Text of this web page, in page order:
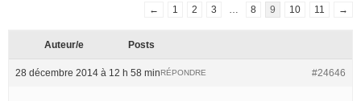
←
1 2 3 8 9 10 11 →
Auteur/e Posts
28 décembre 2014 à 12 h 58 min #24646
RÉPONDRE